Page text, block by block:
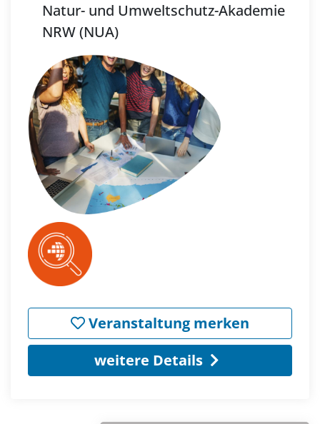
Natur- und Umweltschutz-Akademie
NRW (NUA)
Veranstaltung merken
weitere Details